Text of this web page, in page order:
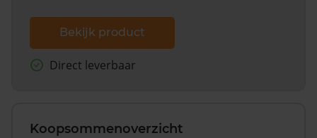
Bekijk product
Direct leverbaar
Koopsommenoverzicht